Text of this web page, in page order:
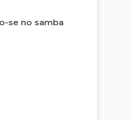
se no samba